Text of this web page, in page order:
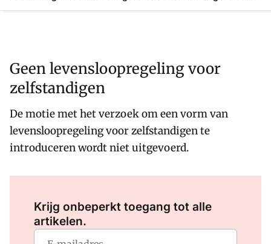
Geen levensloopregeling voor
zelfstandigen
De motie met het verzoek om een vorm van
levensloopregeling voor zelfstandigen te
introduceren wordt niet uitgevoerd.
Krijg onbeperkt toegang tot alle
artikelen.